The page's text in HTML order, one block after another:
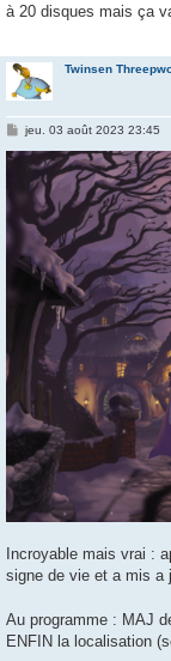
a
à 20 disques mais ça
Twinsen
M
s
jeu. 03 août 2023 23:45
Incroyable mais vrai :
signe de vie et a mis a
Au programme : MAJ
ENFIN la localisation